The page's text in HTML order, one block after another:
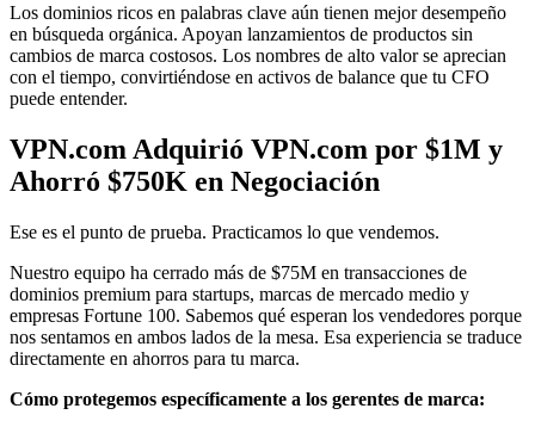
Los dominios ricos en palabras clave aún tienen mejor desempeño
en búsqueda orgánica. Apoyan lanzamientos de productos sin
cambios de marca costosos. Los nombres de alto valor se aprecian
con el tiempo, convirtiéndose en activos de balance que tu CFO
puede entender.
VPN.com Adquirió VPN.com por $1M y
Ahorró $750K en Negociación
Ese es el punto de prueba. Practicamos lo que vendemos.
Nuestro equipo ha cerrado más de $75M en transacciones de
dominios premium para startups, marcas de mercado medio y
empresas Fortune 100. Sabemos qué esperan los vendedores porque
nos sentamos en ambos lados de la mesa. Esa experiencia se traduce
directamente en ahorros para tu marca.
Cómo protegemos específicamente a los gerentes de marca: